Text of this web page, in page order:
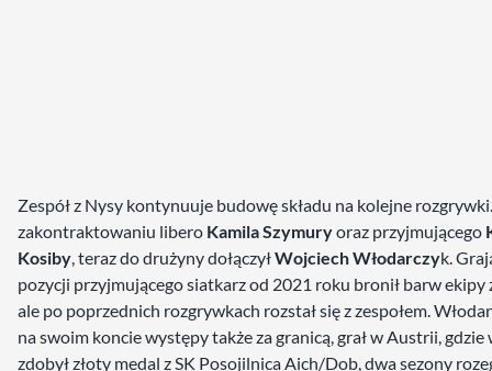
Zespół z Nysy kontynuuje budowę składu na kolejne
zakontraktowaniu libero Kamila Szymuryoraz przyjmującego
Kosiby, teraz do drużyny dołączyłWojciech Włodarczyk.
pozycji przyjmującego siatkarz od 2021 roku bronił barw ekipy
ale po poprzednich rozgrywkach rozstał się z zespołem.
na swoim koncie występy także za granicą, grał w Austrii, gdzie
zdobył złoty medal z SK Posojilnica Aich/Dob, dwa sezony